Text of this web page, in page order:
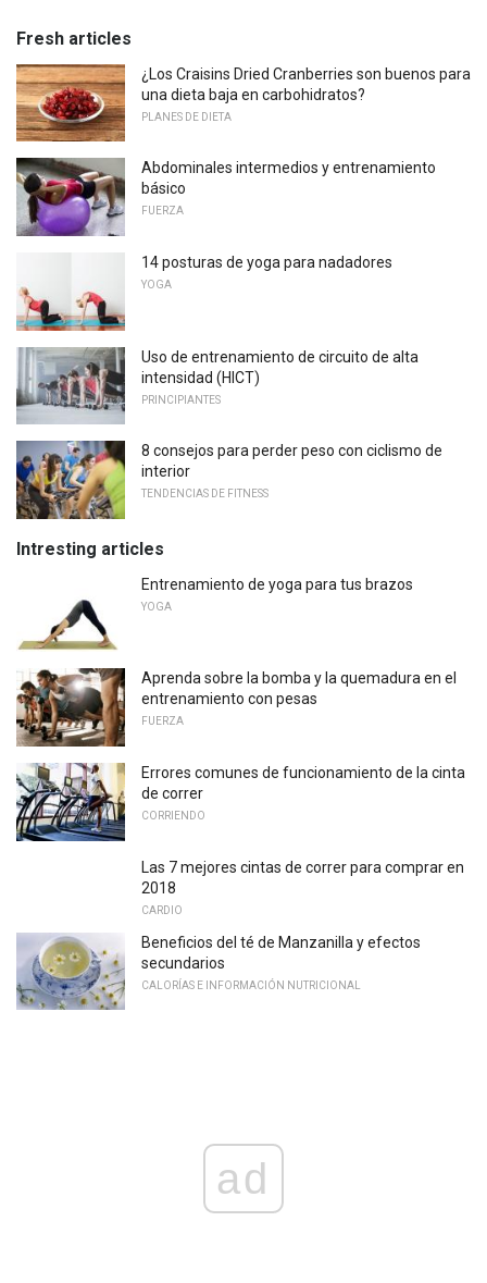
Fresh articles
¿Los Craisins Dried Cranberries son buenos para
una dieta baja en carbohidratos?
PLANES DE DIETA
Abdominales intermedios y entrenamiento
básico
FUERZA
14 posturas de yoga para nadadores
YOGA
Uso de entrenamiento de circuito de alta
intensidad (HICT)
PRINCIPIANTES
8 consejos para perder peso con ciclismo de
interior
TENDENCIAS DE FITNESS
Intresting articles
Entrenamiento de yoga para tus brazos
YOGA
Aprenda sobre la bomba y la quemadura en el
entrenamiento con pesas
FUERZA
Errores comunes de funcionamiento de la cinta
de correr
CORRIENDO
Las 7 mejores cintas de correr para comprar en
2018
CARDIO
Beneficios del té de Manzanilla y efectos
secundarios
CALORÍAS E INFORMACIÓN NUTRICIONAL
ad